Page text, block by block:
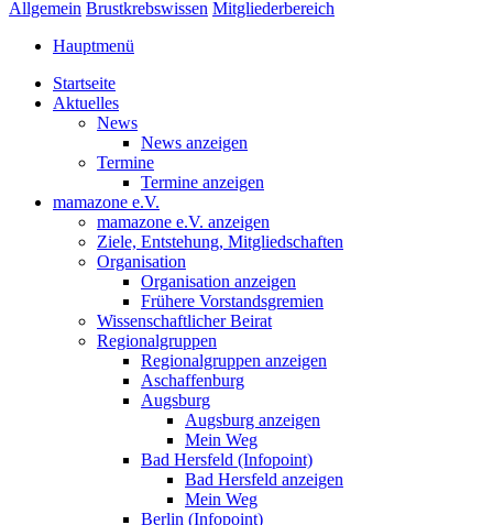
Allgemein Brustkrebswissen Mitgliederbereich
Hauptmenü
Startseite
Aktuelles
News
News anzeigen
Termine
Termine anzeigen
mamazone e.V.
mamazone e.V. anzeigen
Ziele, Entstehung, Mitgliedschaften
Organisation
Organisation anzeigen
Frühere Vorstandsgremien
Wissenschaftlicher Beirat
Regionalgruppen
Regionalgruppen anzeigen
Aschaffenburg
Augsburg
Augsburg anzeigen
Mein Weg
Bad Hersfeld (Infopoint)
Bad Hersfeld anzeigen
Mein Weg
Berlin (Infopoint)